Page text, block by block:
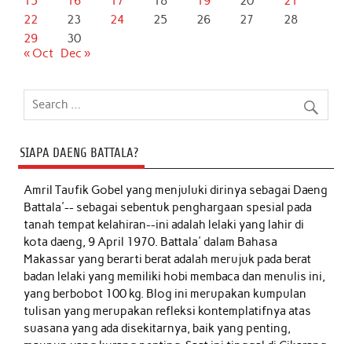
22
23 24 25 26 27
28
29
30
« Oct
Dec »
SIAPA DAENG BATTALA?
Amril Taufik Gobelyang menjuluki dirinya sebagai Daeng
Battala'-- sebagai sebentuk penghargaan spesial pada
tanah tempat kelahiran--ini adalah lelaki yang lahir di
kota daeng, 9 April 1970. Battala' dalam Bahasa
Makassar yang berarti berat adalah merujuk pada berat
badan lelaki yang memiliki hobi membaca dan menulis ini,
yang berbobot 100 kg. Blog ini merupakan kumpulan
tulisan yang merupakan refleksi kontemplatifnya atas
suasana yang ada disekitarnya, baik yang penting,